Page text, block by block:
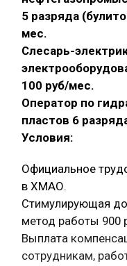
5 разряда
мес.
Слесарь-
100 руб/мес.
Оператор по
пластов 6
Условия:
Официальное
в ХМАО.
Стимулирующая
метод работы 900
Выплата
сотрудникам,